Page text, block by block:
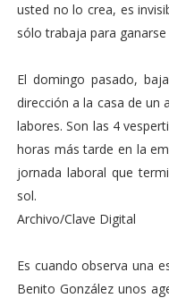
usted no lo crea, es
sólo trabaja para ganarse
El domingo pasado,
dirección a la casa de un
labores. Son las 4
horas más tarde en la
jornada laboral que
sol.
Archivo/Clave Digital
Es cuando observa una
Benito González unos